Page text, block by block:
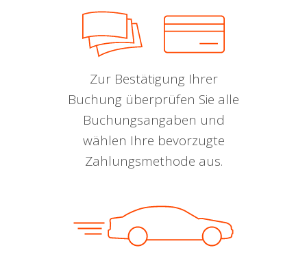
Zur Bestätigung Ihrer
Buchung überprüfen Sie alle
Buchungsangaben und
wählen Ihre bevorzugte
Zahlungsmethode aus.